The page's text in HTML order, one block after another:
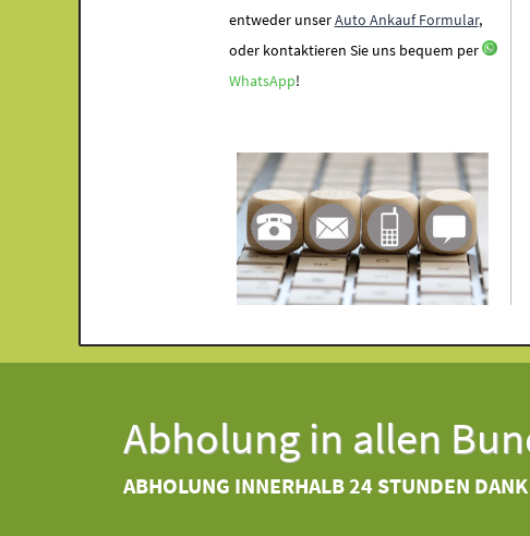
entweder unserAuto Ankauf Formular,
oder kontaktieren Sie uns bequem per
WhatsApp!
Abholung in allen
ABHOLUNG INNERHALB 24 STUNDEN